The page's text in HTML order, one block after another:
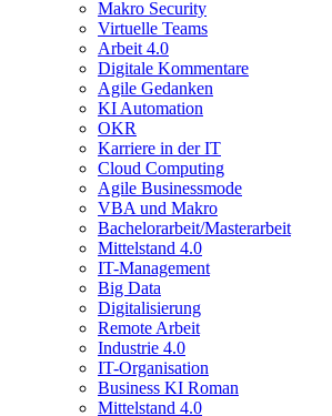
Makro Security
Virtuelle Teams
Arbeit 4.0
Digitale Kommentare
Agile Gedanken
KI Automation
OKR
Karriere in der IT
Cloud Computing
Agile Businessmode
VBA und Makro
Bachelorarbeit/Masterarbeit
Mittelstand 4.0
IT-Management
Big Data
Digitalisierung
Remote Arbeit
Industrie 4.0
IT-Organisation
Business KI Roman
Mittelstand 4.0